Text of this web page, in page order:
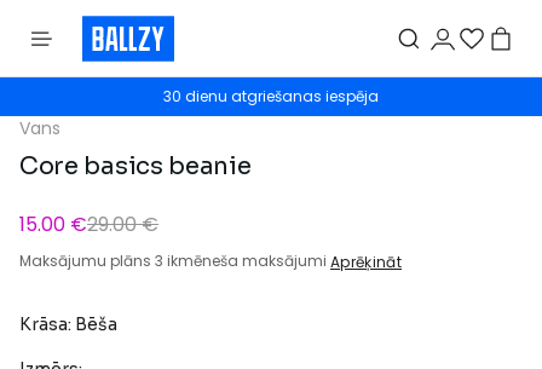
30 dienu atgriešanas iespēja
Vans
Core basics beanie
15.00 €29.00 €
Maksājumu plāns 3 ikmēneša maksājumi Aprēķināt
Krāsa: Bēša